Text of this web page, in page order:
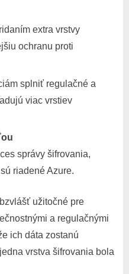
extra vrstvy
ochranu proti
splniť regulačné a
viac vrstiev
správy šifrovania,
riadené Azure.
užitočné pre
a regulačnými
ich dáta zostanú
vrstva šifrovania bola